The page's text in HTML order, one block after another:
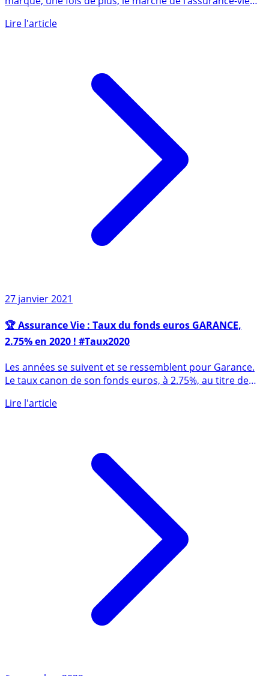
marque, une fois de plus, le marché de l’assurance-vie
27 janvier 2021
🏆 Assurance Vie : Taux du fonds euros GARANCE,
2.75% en 2020 ! #Taux2020
Le taux canon de son fonds euros, à 2.75%, au titre de